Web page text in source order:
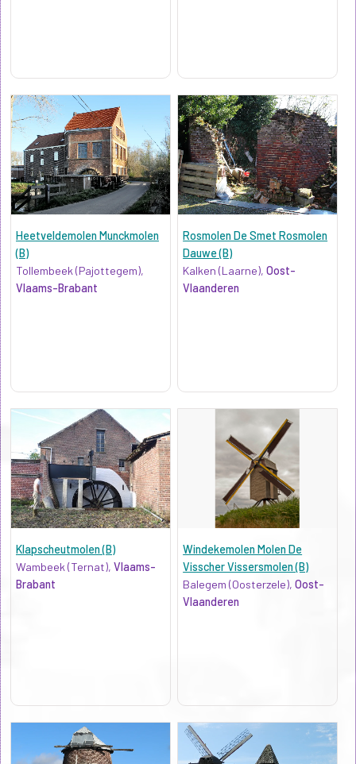
Heetveldemolen Munckmolen
(B)
Tollembeek (Pajottegem),
Vlaams-Brabant
Rosmolen De Smet Rosmolen
Dauwe (B)
Kalken (Laarne),Oost-
Vlaanderen
Klapscheutmolen (B)
Wambeek (Ternat), Vlaams-
Brabant
Windekemolen Molen De
Visscher Vissersmolen (B)
Balegem (Oosterzele),Oost-
Vlaanderen